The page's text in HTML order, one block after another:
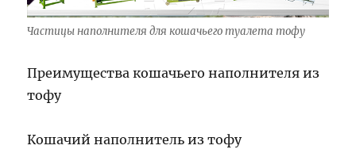
Частицы наполнителя для кошачьего туалета тофу
Преимущества кошачьего наполнителя из
тофу
Кошачий наполнитель из тофу